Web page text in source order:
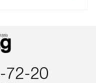
72-20